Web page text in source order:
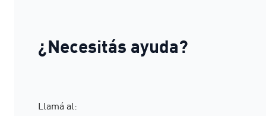
¿Necesitás ayuda?
Llamá al: